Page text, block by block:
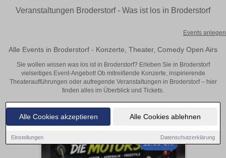
Alle Cookies akzeptieren Alle Cookies ablehnen
Einstellungen Datenschutzerklärung
Veranstaltungen Broderstorf - Was ist los in Broderstorf
Events anlegen
Alle Events in Broderstorf - Konzerte, Theater, Comedy Open Airs
Sie wollen wissen was los ist in Broderstorf? Erleben Sie in Broderstorf
vielseitiges Event-Angebot! Ob mitreißende Konzerte, inspirierende
Theateraufführungen oder aufregende Veranstaltungen in Broderstorf – hier
finden alles im Überblick und Tickets.
11:00 Uhr